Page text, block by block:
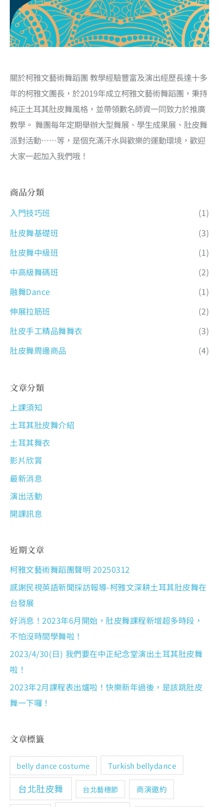
關於柯雅文藝術舞蹈團 教學經驗豐富及演出經歷長達十多
年的柯雅文團長，於2019年成立柯雅文藝術舞蹈團，秉持
純正土耳其肚皮舞風格，並帶領數名師資一同致力於推廣
教學。 舞團每年定期舉辦大型舞展、學生成果展、肚皮舞
派對活動……等，是個充滿汗水與歡樂的運動環境，歡迎
大家一起加入我們哦！
商品分類
入門技巧班
(1)
肚皮舞基礎班
(3)
肚皮舞中級班
(1)
中高級舞碼班
(2)
融舞Dance
(1)
伸展拉筋班
(2)
肚皮手工精品舞舞衣
(3)
肚皮舞周邊商品
(4)
文章分類
上課須知
土耳其肚皮舞介紹
土耳其舞衣
影片欣賞
最新消息
演出活動
開課訊息
近期文章
柯雅文藝術舞蹈團聲明 20250312
感謝民視英語新聞採訪報導-柯雅文深耕土耳其肚皮舞在
台發展
好消息！2023年6月開始，肚皮舞課程新增超多時段，
不怕沒時間學舞啦！
2023/4/30(日) 我們要在中正紀念堂演出土耳其肚皮舞
啦！
2023年2月課程表出爐啦！快樂新年過後，是該跳肚皮
舞一下囉！
文章標籤
belly dance costume Turkish bellydance
台北肚皮舞 台北藝穗節 商演邀約